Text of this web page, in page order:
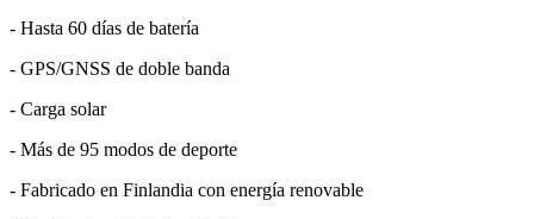
- Hasta 60 días de batería
- GPS/GNSS de doble banda
- Carga solar
- Más de 95 modos de deporte
- Fabricado en Finlandia con energía renovable